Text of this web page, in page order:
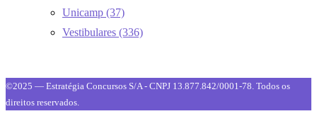
Unicamp (37)
Vestibulares (336)
©2025 — Estratégia Concursos S/A - CNPJ 13.877.842/0001-78. Todos os
direitos reservados.